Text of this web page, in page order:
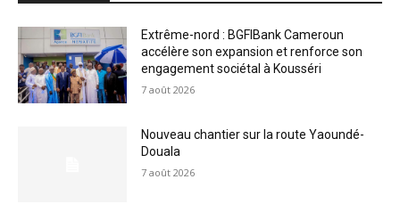
Extrême-nord : BGFIBank Cameroun
accélère son expansion et renforce son
engagement sociétal à Kousséri
7 août 2026
Nouveau chantier sur la route Yaoundé-
Douala
7 août 2026